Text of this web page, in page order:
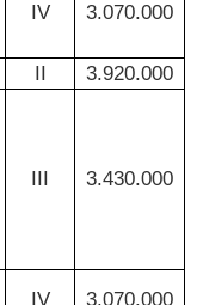
IV 3.070.000
3.920.000
3.430.000
IV 3.070.000